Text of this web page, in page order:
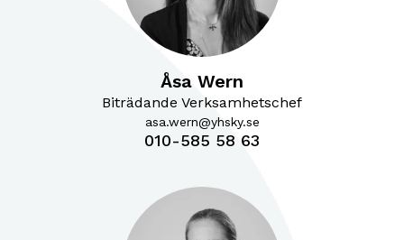
Åsa Wern
Biträdande Verksamhetschef
asa.wern@yhsky.se
010-585 58 63